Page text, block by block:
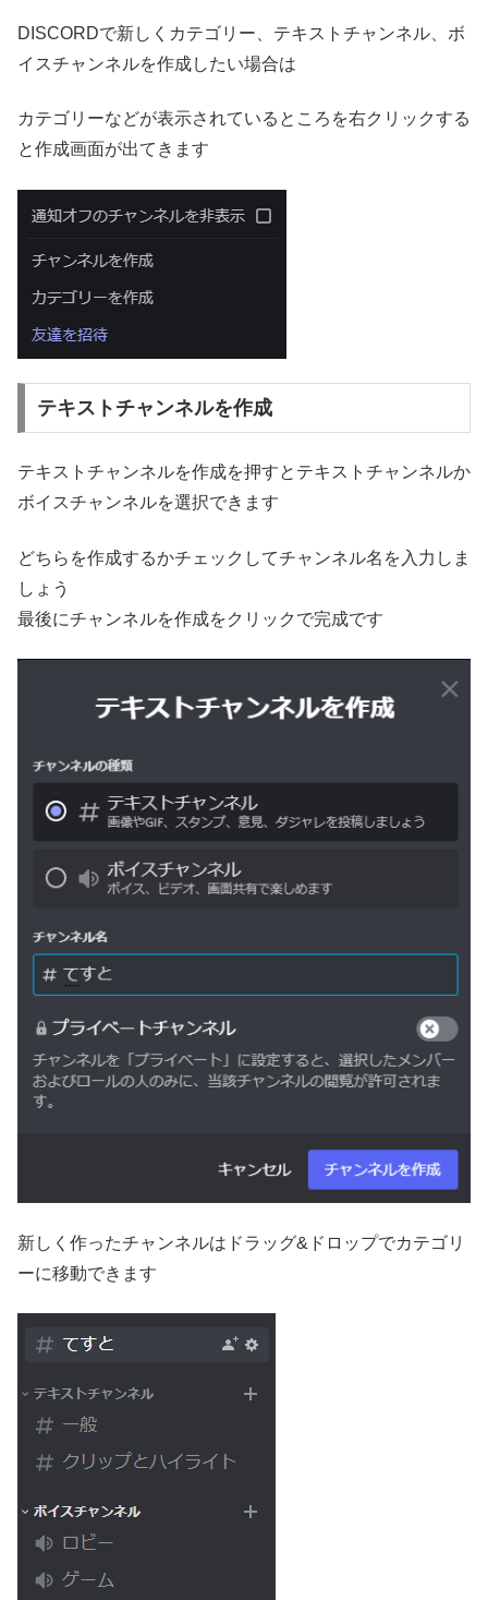
DISCORDで新しくカテゴリー、テキストチャンネル、ボ
イスチャンネルを作成したい場合は
カテゴリーなどが表示されているところを右クリックする
と作成画面が出てきます
テキストチャンネルを作成
テキストチャンネルを作成を押すとテキストチャンネルか
ボイスチャンネルを選択できます
どちらを作成するかチェックしてチャンネル名を入力しま
しょう
最後にチャンネルを作成をクリックで完成です
新しく作ったチャンネルはドラッグ&ドロップでカテゴリ
ーに移動できます